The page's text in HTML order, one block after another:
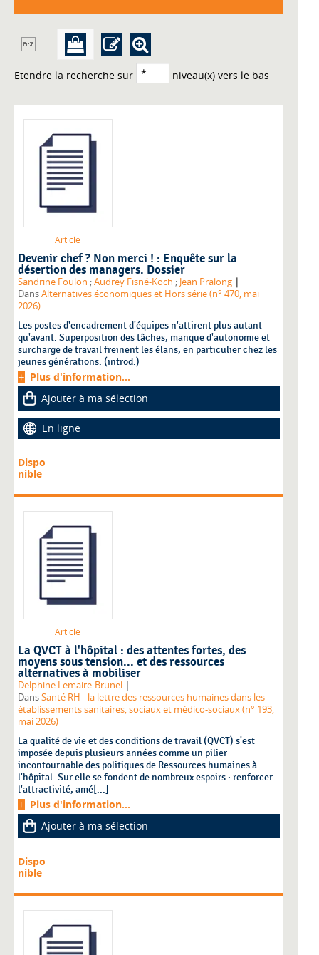
Etendre la recherche sur niveau(x) vers le bas
Article
Devenir chef ? Non merci ! : Enquête sur la
désertion des managers. Dossier
Sandrine Foulon ;Audrey Fisné-Koch ; Jean Pralong |
DansAlternatives économiques et Hors série (n° 470, mai
2026)
Les postes d'encadrement d'équipes n'attirent plus autant
qu'avant. Superposition des tâches, manque d'autonomie et
surcharge de travail freinent les élans, en particulier chez les
jeunes générations. (introd.)
Plus d'information...
Ajouter à ma sélection
En ligne
Dispo
nible
Article
La QVCT à l'hôpital : des attentes fortes, des
moyens sous tension... et des ressources
alternatives à mobiliser
Delphine Lemaire-Brunel |
DansSanté RH - la lettre des ressources humaines dans les
établissements sanitaires, sociaux et médico-sociaux (n° 193,
mai 2026)
La qualité de vie et des conditions de travail (QVCT) s'est
imposée depuis plusieurs années comme un pilier
incontournable des politiques de Ressources humaines à
l'hôpital. Sur elle se fondent de nombreux espoirs : renforcer
l'attractivité, amé[...]
Plus d'information...
Ajouter à ma sélection
Dispo
nible